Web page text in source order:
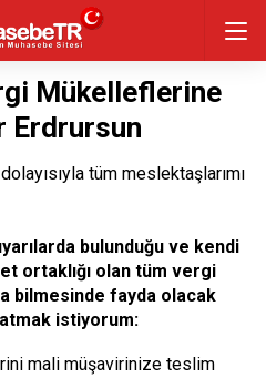
Mükelleflerine
Erdrursun
tüm meslektaşlarımı
bulunduğu ve kendi
ortaklığı olan tüm vergi
bilmesinde fayda olacak
istiyorum:
mali müşavirinize teslim